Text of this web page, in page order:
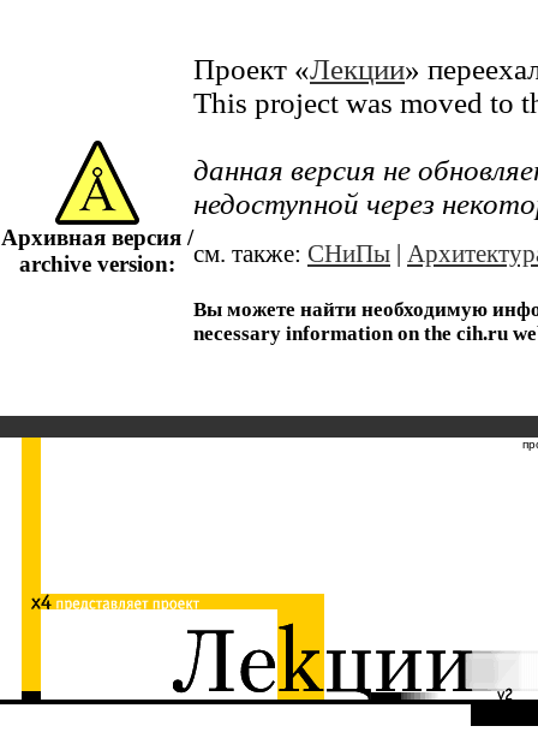
Архивная версия /
archive version:
Проект «Лекции»
This project was moved to
данная версия не
недоступной через
см. также: СНиПы
Вы можете найти необходимую
necessary information on the cih.ru